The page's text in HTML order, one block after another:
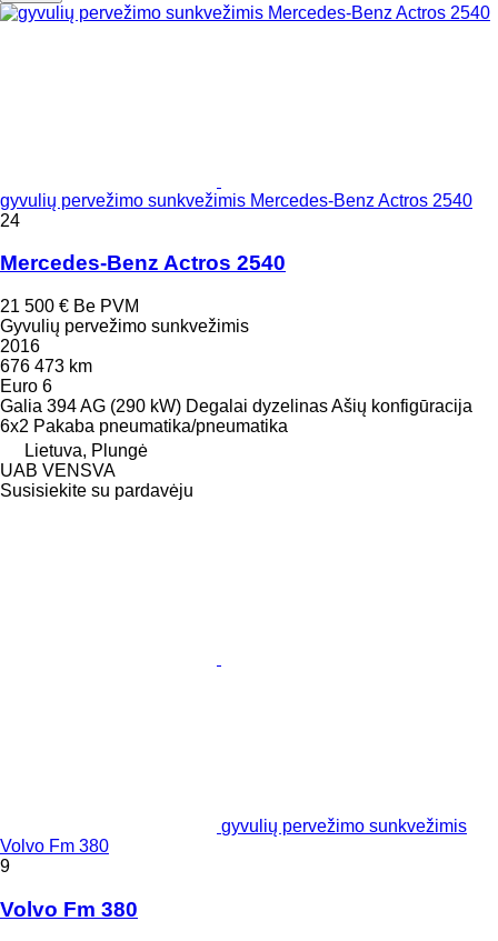
gyvulių pervežimo sunkvežimis Mercedes-Benz Actros 2540
24
Mercedes-Benz Actros 2540
21 500 € Be PVM
Gyvulių pervežimo sunkvežimis
2016
676 473 km
Euro 6
Galia 394 AG (290 kW) Degalai dyzelinasAšių konfigūracija
6x2 Pakaba pneumatika/pneumatika
Lietuva, Plungė
UAB VENSVA
Susisiekite su pardavėju
gyvulių pervežimo sunkvežimis
Volvo Fm 380
9
Volvo Fm 380